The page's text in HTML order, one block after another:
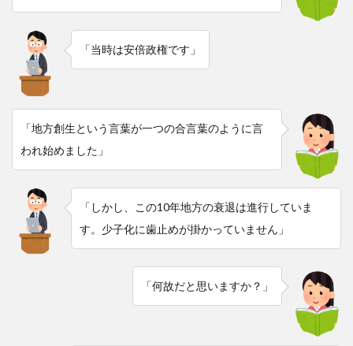
「当時は安倍政権です」
「地方創生という言葉が一つの合言葉のように言
われ始めました」
「しかし、この10年地方の衰退は進行していま
す。少子化に歯止めが掛かっていません」
「何故だと思いますか？」